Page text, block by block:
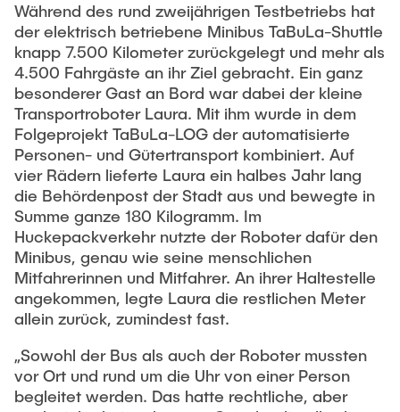
Institute im Überblick
Während des rund zweijährigen Testbetriebs hat
der elektrisch betriebene Minibus TaBuLa-Shuttle
knapp 7.500 Kilometer zurückgelegt und mehr als
4.500 Fahrgäste an ihr Ziel gebracht. Ein ganz
besonderer Gast an Bord war dabei der kleine
Transportroboter Laura. Mit ihm wurde in dem
Folgeprojekt TaBuLa-LOG der automatisierte
Personen- und Gütertransport kombiniert. Auf
vier Rädern lieferte Laura ein halbes Jahr lang
die Behördenpost der Stadt aus und bewegte in
Summe ganze 180 Kilogramm. Im
Huckepackverkehr nutzte der Roboter dafür den
Minibus, genau wie seine menschlichen
Mitfahrerinnen und Mitfahrer. An ihrer Haltestelle
angekommen, legte Laura die restlichen Meter
allein zurück, zumindest fast.
„Sowohl der Bus als auch der Roboter mussten
vor Ort und rund um die Uhr von einer Person
begleitet werden. Das hatte rechtliche, aber